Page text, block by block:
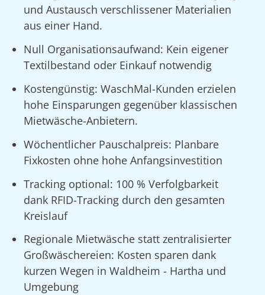
und Austausch verschlissener Materialien
aus einer Hand.
Null Organisationsaufwand: Kein eigener
Textilbestand oder Einkauf notwendig
Kostengünstig: WaschMal-Kunden erzielen
hohe Einsparungen gegenüber klassischen
Mietwäsche-Anbietern.
Wöchentlicher Pauschalpreis: Planbare
Fixkosten ohne hohe Anfangsinvestition
Tracking optional: 100 % Verfolgbarkeit
dank RFID-Tracking durch den gesamten
Kreislauf
Regionale Mietwäsche statt zentralisierter
Großwäschereien: Kosten sparen dank
kurzen Wegen in Waldheim - Hartha und
Umgebung